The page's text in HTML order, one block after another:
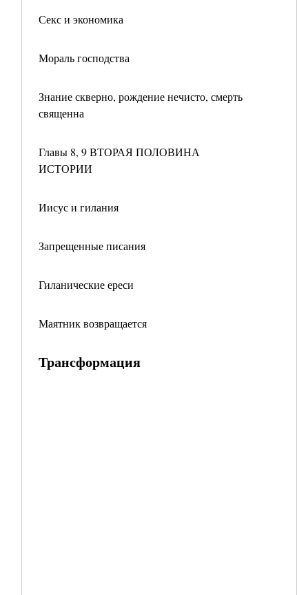
Секс и экономика
Мораль господства
Знание скверно, рождение нечисто, смерть
священна
Главы 8, 9 ВТОРАЯ ПОЛОВИНА
ИСТОРИИ
Иисус и гилания
Запрещенные писания
Гиланические ереси
Маятник возвращается
Трансформация